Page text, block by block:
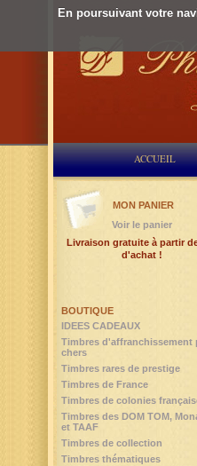
En poursuivant votre
ACCUEIL
BOUTIQUE
IDEES CADEAUX
Timbres d'affranchissement
chers
Timbres rares de prestige
Timbres de France
Timbres de colonies
Timbres des DOM TOM,
et TAAF
Timbres de collection
Timbres thématiques
MON PANIER
Voir le panier
Livraison gratuite à partir
d'achat !